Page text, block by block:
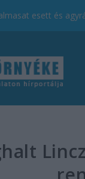
esett és